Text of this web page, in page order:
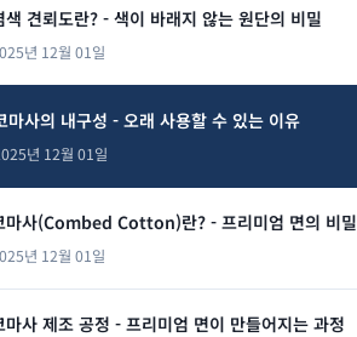
색 견뢰도란? - 색이 바래지 않는 원단의 비밀
년 12월 01일
마사의 내구성 - 오래 사용할 수 있는 이유
년 12월 01일
마사(Combed Cotton)란? - 프리미엄 면의 비밀
년 12월 01일
마사 제조 공정 - 프리미엄 면이 만들어지는 과정